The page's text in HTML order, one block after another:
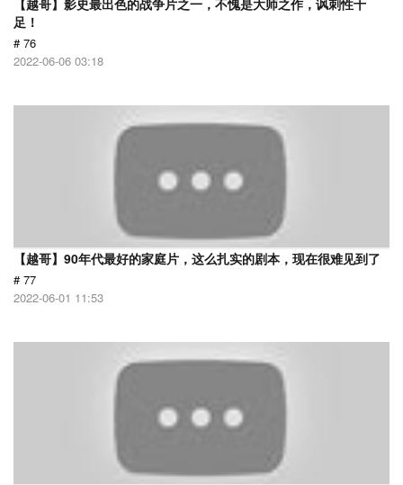
【越哥】影史最出色的战争片之一，不愧是大师之作，讽刺性十
足！
# 76
2022-06-06 03:18
【越哥】90年代最好的家庭片，这么扎实的剧本，现在很难见到了
# 77
2022-06-01 11:53